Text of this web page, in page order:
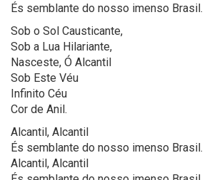
És semblante do nosso imenso Brasil.
Sob o Sol Causticante,
Sob a Lua Hilariante,
Nasceste, Ó Alcantil
Sob Este Véu
Infinito Céu
Cor de Anil.
Alcantil, Alcantil
És semblante do nosso imenso Brasil.
Alcantil, Alcantil